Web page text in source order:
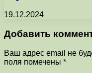
19.12.2024
Добавить
Ваш адрес email не
поля помечены *